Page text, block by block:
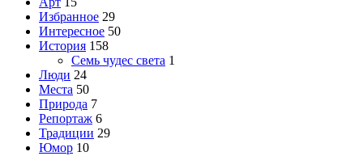
Избранное 29
Интересное 50
История 158
Семь чудес света 1
Люди 24
Места 50
Природа 7
Репортаж 6
Традиции 29
Юмор 10